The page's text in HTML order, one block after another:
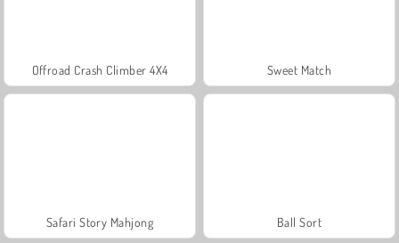
Offroad Crash Climber 4X4 Sweet Match
Safari Story Mahjong Ball Sort